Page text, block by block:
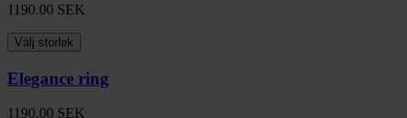
1190.00 SEK
Välj storlek
Elegance ring
1190.00 SEK